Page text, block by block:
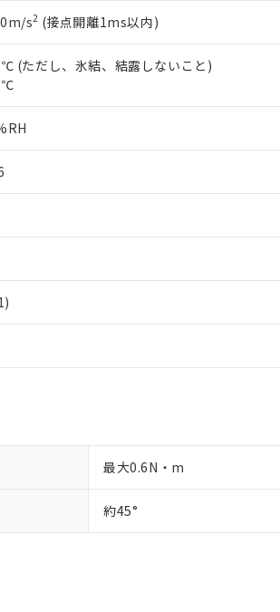
s2 (接点開離1ms以内)
(ただし、氷結、結露しないこと)
最大0.6N・m
約45°